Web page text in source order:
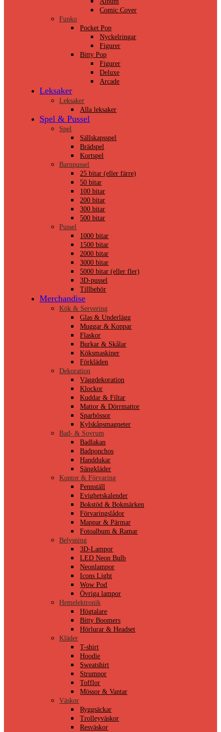
Comic Cover
Funko
Pocket Pop
Nyckelringar
Figurer
Bitty Pop
Figurer
Deluxe
Arcade
Leksaker
Leksaker
Alla leksaker
Spel & Pussel
Spel
Sällskapsspel
Brädspel
Kortspel
Barnpussel
25 bitar (eller färre)
50 bitar
100 bitar
200 bitar
300 bitar
500 bitar
Pussel
1000 bitar
1500 bitar
2000 bitar
3000 bitar
5000 bitar (eller fler)
3D-pussel
Tillbehör
Merchandise
Kök & Servering
Glas & Underlägg
Muggar & Koppar
Flaskor
Burkar & Skålar
Köksmaskiner
Förkläden
Dekoration
Väggdekoration
Klockor
Kuddar & Filtar
Mattor & Dörrmattor
Sparbössor
Kylskåpsmagneter
Bad- & Sovrum
Badlakan
Badponchos
Handdukar
Sängkläder
Kontor & Förvaring
Pennställ
Evighetskalender
Bokstöd & Bokmärken
Förvaringslådor
Mappar & Pärmar
Fotoalbum & Ramar
Belysning
3D-Lampor
LED Neon Bulb
Neonlampor
Icons Light
Wow Pod
Övriga lampor
Hemelektronik
Högtalare
Bitty Boomers
Hörlurar & Headset
Kläder
T-shirt
Hoodie
Sweatshirt
Strumpor
Tofflor
Mössor & Vantar
Väskor
Ryggsäckar
Trolleyväskor
Resväskor